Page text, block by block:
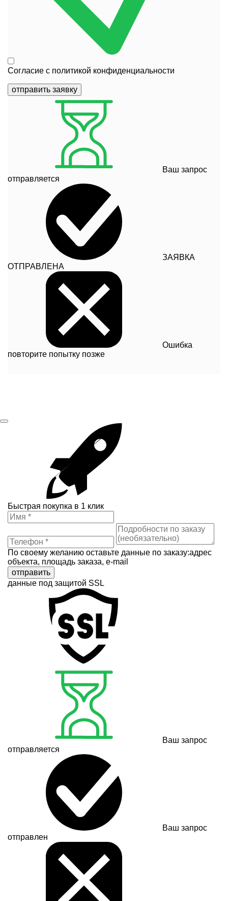
Согласие с политикой конфиденциальности
отправить заявку
Ваш запрос
отправляется
ЗАЯВКА
ОТПРАВЛЕНА
Ошибка
повторите попытку позже
Быстрая покупка в 1 клик
По своему желанию оставьте данные по заказу:адрес
объекта, площадь заказа, e-mail
отправить
данные под защитой SSL
Ваш запрос
отправляется
Ваш запрос
отправлен